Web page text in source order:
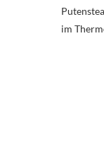
im